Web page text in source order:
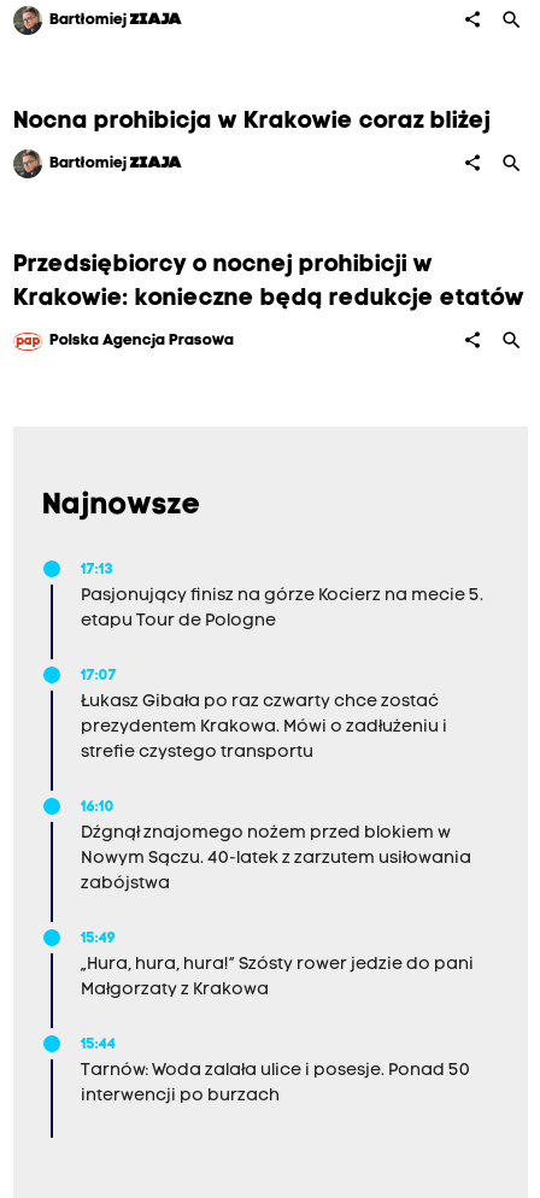
BartłomiejZIAJA share search
Nocna prohibicja w Krakowie coraz bliżej
BartłomiejZIAJA share search
Przedsiębiorcy o nocnej prohibicji w
Krakowie: konieczne będą redukcje etatów
Polska Agencja Prasowa share search
Najnowsze
17:13
Pasjonujący finisz na górze Kocierz na mecie 5.
etapu Tour de Pologne
17:07
Łukasz Gibała po raz czwarty chce zostać
prezydentem Krakowa. Mówi o zadłużeniu i
strefie czystego transportu
16:10
Dźgnął znajomego nożem przed blokiem w
Nowym Sączu. 40-latek z zarzutem usiłowania
zabójstwa
15:49
„Hura, hura, hura!” Szósty rower jedzie do pani
Małgorzaty z Krakowa
15:44
Tarnów: Woda zalała ulice i posesje. Ponad 50
interwencji po burzach